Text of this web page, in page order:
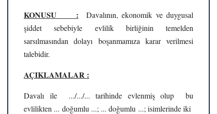
KONUSU : Davalının, ekonomik ve duygusal
şiddet sebebiyle evlilik birliğinin temelden
sarsılmasından dolayı boşanmamıza karar verilmesi
talebidir.
AÇIKLAMALAR :
Davalı ile .../.../... tarihinde evlenmiş olup bu
evlilikten ... doğumlu ...; ... doğumlu ...; isimlerinde iki